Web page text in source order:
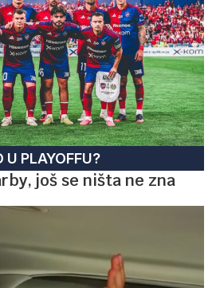
U PLAYOFFU?
još se ništa ne zna